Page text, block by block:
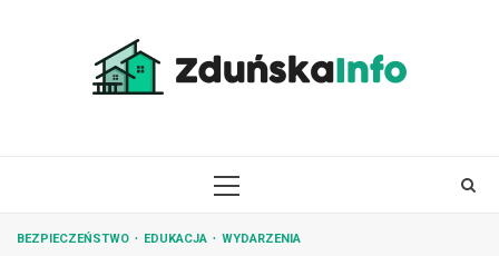
PRIMARY
BEZPIECZEŃSTWO EDUKACJA WYDARZENIA